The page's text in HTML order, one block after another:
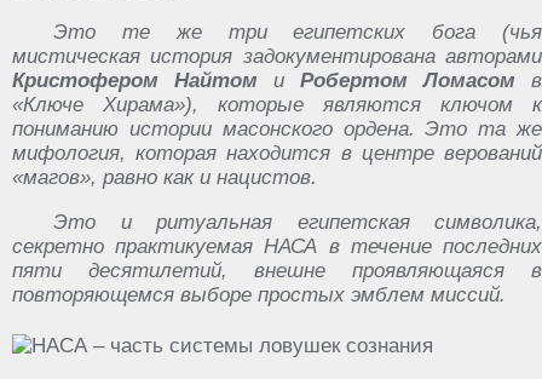
Это те же три египетских бога (чья
мистическая история задокументирована авторами
Кристофером Найтом и Робертом Ломасом в
«Ключе Хирама»), которые являются ключом к
пониманию истории масонского ордена. Это та же
мифология, которая находится в центре верований
«магов», равно как и нацистов.
Это и ритуальная египетская символика,
секретно практикуемая НАСА в течение последних
пяти десятилетий, внешне проявляющаяся в
повторяющемся выборе простых эмблем миссий.